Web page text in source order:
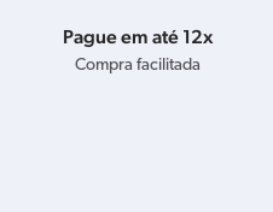
Pague em até 12x
Compra facilitada